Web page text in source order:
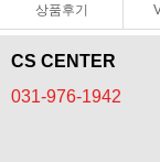
상품후기
CS CENTER
031-976-1942